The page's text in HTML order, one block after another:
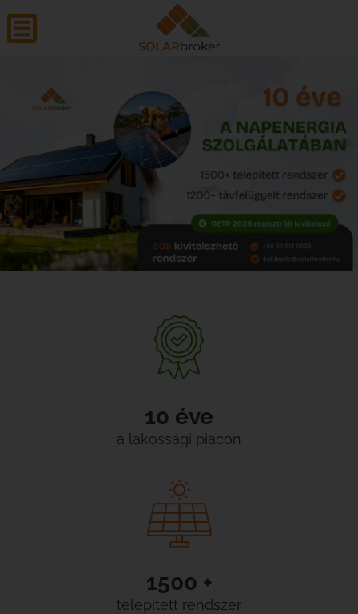
10 éve
a lakossági piacon
1500 +
telepített rendszer